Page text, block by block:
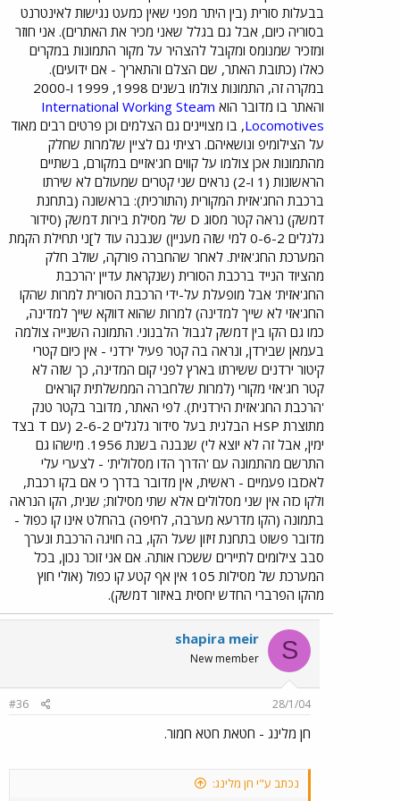
בבעלות סורית (בין היתר מפני שאין כמעט נגישות לאינטרנט
בסוריה כיום, אבל גם בגלל שאני מכיר את האתרים). אני חוזר
ומזכיר שמנומס ומקובל להצהיר על מקור התמונות במקרים
כאלו (כתובת האתר, שם הצלם והתאריך - אם ידועים).
במקרה זה, התמונות צולמו בשנים 1998, 1999 ו-2000
והאתר בו מדובר הוא International Working Steam
Locomotives, בו מצויינים גם הצלמים וכן פרטים רבים מאוד
על הצילומיפ ונושאיהם. רציתי גם לציין שלמרות שחלק
מהתמונות אכן צולמו על קווים חג'אזיים במקורם, בשתיים
הראשונות (1 ו-2) נראים שני קטרים שמעולם לא שירתו
ברכבת החג'אזית המקורית (התורכית): בראשונה (בתחנת
דמשק) נראה קטר מסוג D של מסילת בירות דמשק (סידור
גלגלים 0-6-2 למי שזה מעניין) שנבנה עוד ל]ני תחילת הקמת
המערכת החג'אזית. לאחר שהחברה פורקה, שולב חלק
מהציוד הנייד ברכבת הסורית (שנקראת עדיין 'הרכבת
החג'אזית' אבל מופעלת על-ידי הרכבת הסורית למרות שהקו
החג'אזי לא שייך למדינה) למרות שהוא דווקא שייך למדינה,
כמו גם הקו בין דמשק לגבול הלבנוני. התמונה השנייה צולמה
בעמאן שבירדן, ונראה בה קטר פעיל ירדני - אין כיום קטרי
קיטור ירדנים ששירתו בארץ לפני קום המדינה, כך שזה לא
קטר חג'אזי מקורי (למרות שלחברה הממשלתית קוראים
'הרכבת החג'אזית הירדנית). לפי האתר, מדובר בקטר טנק
מתוצרת HSP הבלגית בעל סידור גלגלים 2-6-2 (עם T בצד
ימין, אבל זה לא יוצא לי) שנבנה בשנת 1956. מישהו גם
התרשם מהתמונה עם 'הדרך הדו מסלולית' - לצערי עלי
לאכזבו פעמיים - ראשית, אין מדובר בדרך כי אם בקו רכבת,
ולקו כזה אין שני מסלולים אלא שתי מסילות; שנית, הקו הנראה
בתמונה (הקו מדרעא מערבה, לחיפה) בהחלט אינו קו כפול -
מדובר פשוט בתחנת זיזון שעל הקו, בה חויגה הרכבת ונערך
סבב צילומים לתיירים ששכרו אותה. אם אני זוכר נכון, בכל
המערכת של מסילות 105 אין אף קטע קו כפול (אולי חוץ
מהקו הפרברי החדש יחסית באיזור דמשק).
S
shapira meir
New member
28/1/04
#36
חן מלינג - חטאת חטא חמור.
נכתב ע"י חן מלינג: